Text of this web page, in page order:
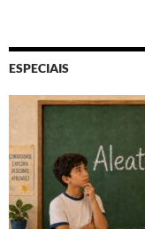
ESPECIAIS